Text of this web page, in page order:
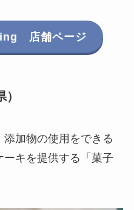
店舗ページ
加物の使用をできる
キを提供する「菓子